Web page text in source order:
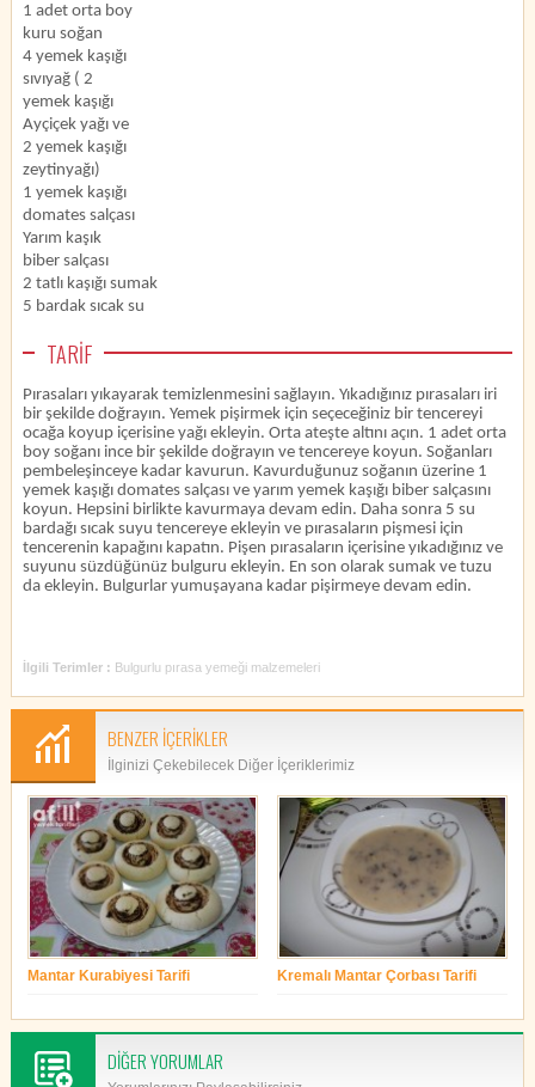
1 adet orta boy
kuru soğan
4 yemek kaşığı
sıvıyağ ( 2
yemek kaşığı
Ayçiçek yağı ve
2 yemek kaşığı
zeytinyağı)
1 yemek kaşığı
domates salçası
Yarım kaşık
biber salçası
2 tatlı kaşığı sumak
5 bardak sıcak su
TARİF
Pırasaları yıkayarak temizlenmesini sağlayın. Yıkadığınız pırasaları iri
bir şekilde doğrayın. Yemek pişirmek için seçeceğiniz bir tencereyi
ocağa koyup içerisine yağı ekleyin. Orta ateşte altını açın. 1 adet orta
boy soğanı ince bir şekilde doğrayın ve tencereye koyun. Soğanları
pembeleşinceye kadar kavurun. Kavurduğunuz soğanın üzerine 1
yemek kaşığı domates salçası ve yarım yemek kaşığı biber salçasını
koyun. Hepsini birlikte kavurmaya devam edin. Daha sonra 5 su
bardağı sıcak suyu tencereye ekleyin ve pırasaların pişmesi için
tencerenin kapağını kapatın. Pişen pırasaların içerisine yıkadığınız ve
suyunu süzdüğünüz bulguru ekleyin. En son olarak sumak ve tuzu
da ekleyin. Bulgurlar yumuşayana kadar pişirmeye devam edin.
İlgili Terimler : Bulgurlu pırasa yemeği malzemeleri
BENZER İÇERİKLER
İlginizi Çekebilecek Diğer İçeriklerimiz
Mantar Kurabiyesi Tarifi
Kremalı Mantar Çorbası Tarifi
DİĞER YORUMLAR